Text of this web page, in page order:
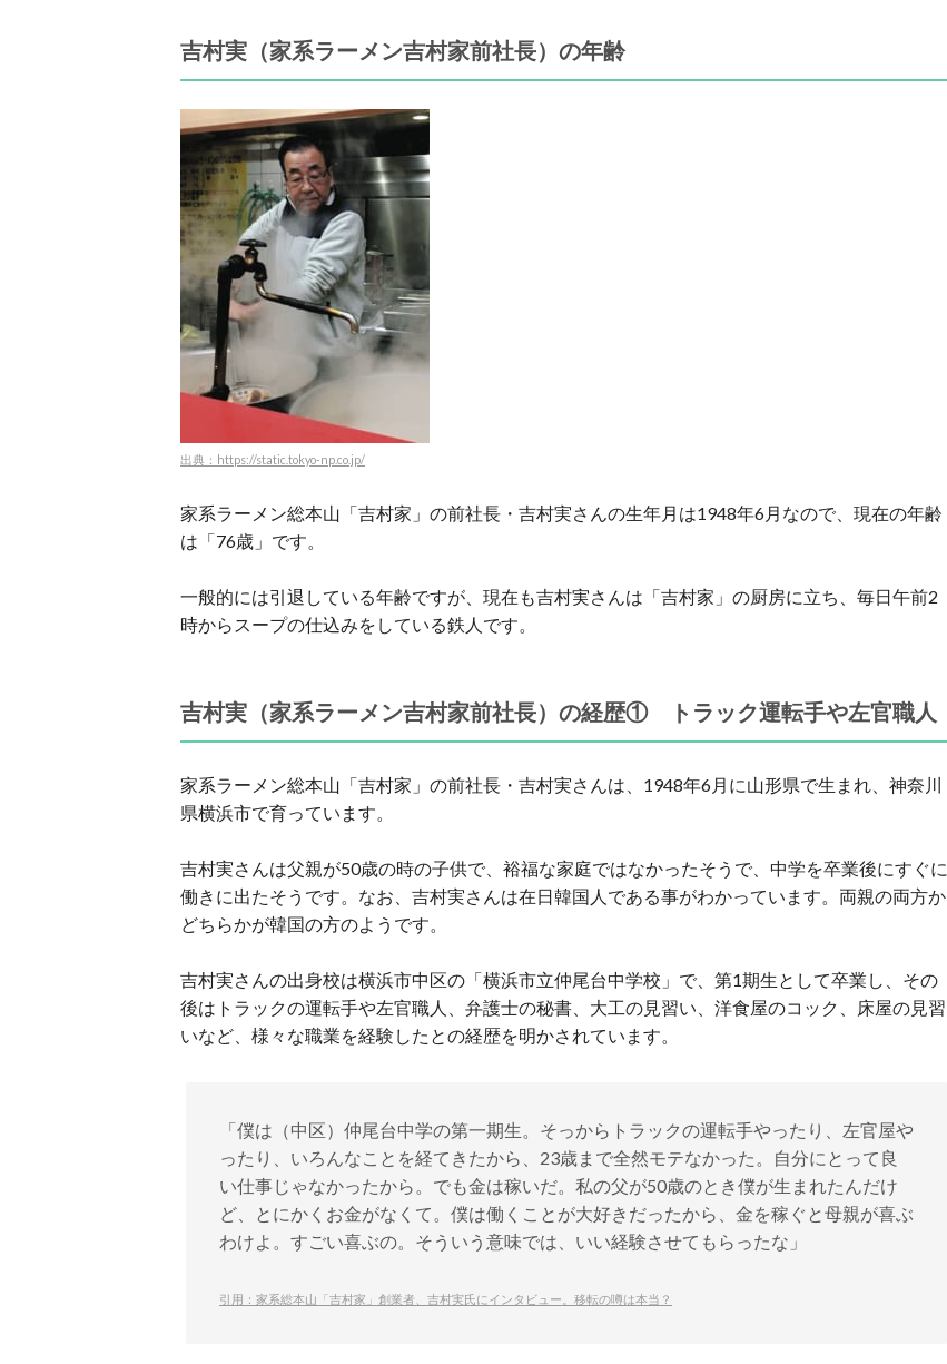
吉村実（家系ラーメン吉村家前社長）の年齢
出典：https://static.tokyo-np.co.jp/
家系ラーメン総本山「吉村家」の前社長・吉村実さんの生年月は1948年6月なので、現在の年齢
は「76歳」です。
一般的には引退している年齢ですが、現在も吉村実さんは「吉村家」の厨房に立ち、毎日午前2
時からスープの仕込みをしている鉄人です。
吉村実（家系ラーメン吉村家前社長）の経歴① トラック運転手や左官職人
家系ラーメン総本山「吉村家」の前社長・吉村実さんは、1948年6月に山形県で生まれ、神奈川
県横浜市で育っています。
吉村実さんは父親が50歳の時の子供で、裕福な家庭ではなかったそうで、中学を卒業後にすぐに
働きに出たそうです。なお、吉村実さんは在日韓国人である事がわかっています。両親の両方か
どちらかが韓国の方のようです。
吉村実さんの出身校は横浜市中区の「横浜市立仲尾台中学校」で、第1期生として卒業し、その
後はトラックの運転手や左官職人、弁護士の秘書、大工の見習い、洋食屋のコック、床屋の見習
いなど、様々な職業を経験したとの経歴を明かされています。
「僕は（中区）仲尾台中学の第一期生。そっからトラックの運転手やったり、左官屋や
ったり、いろんなことを経てきたから、23歳まで全然モテなかった。自分にとって良
い仕事じゃなかったから。でも金は稼いだ。私の父が50歳のとき僕が生まれたんだけ
ど、とにかくお金がなくて。僕は働くことが大好きだったから、金を稼ぐと母親が喜ぶ
わけよ。すごい喜ぶの。そういう意味では、いい経験させてもらったな」
引用：家系総本山「吉村家」創業者、吉村実氏にインタビュー。移転の噂は本当？